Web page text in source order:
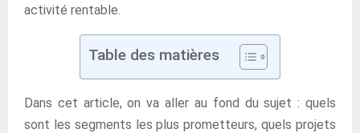
activité rentable.
Table des matières
Dans cet article, on va aller au fond du sujet : quels
sont les segments les plus prometteurs, quels projets